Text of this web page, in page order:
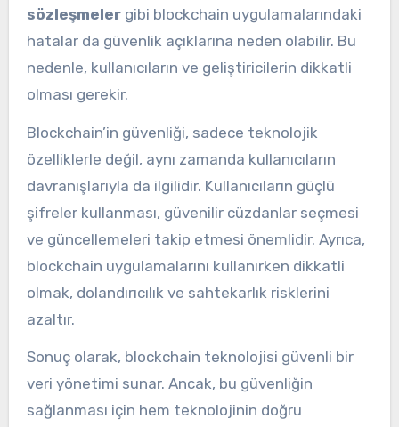
sözleşmelergibi blockchain uygulamalarındaki
hatalar da güvenlik açıklarına neden olabilir. Bu
nedenle, kullanıcıların ve geliştiricilerin dikkatli
olması gerekir.
Blockchain’in güvenliği, sadece teknolojik
özelliklerle değil, aynı zamanda kullanıcıların
davranışlarıyla da ilgilidir. Kullanıcıların güçlü
şifreler kullanması, güvenilir cüzdanlar seçmesi
ve güncellemeleri takip etmesi önemlidir. Ayrıca,
blockchain uygulamalarını kullanırken dikkatli
olmak, dolandırıcılık ve sahtekarlık risklerini
azaltır.
Sonuç olarak, blockchain teknolojisi güvenli bir
veri yönetimi sunar. Ancak, bu güvenliğin
sağlanması için hem teknolojinin doğru